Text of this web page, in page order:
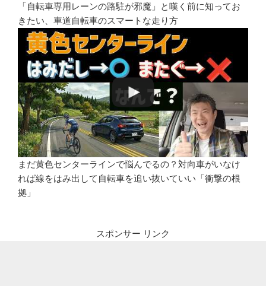
「自転車専用レーンの路駐が邪魔」と嘆く前に知ってお
きたい、車道自転車のスマートな走り方
まだ黄色センターラインで悩んでるの？対向車がいなけ
れば線をはみ出して自転車を追い抜いていい「衝撃の根
拠」
スポンサー リンク